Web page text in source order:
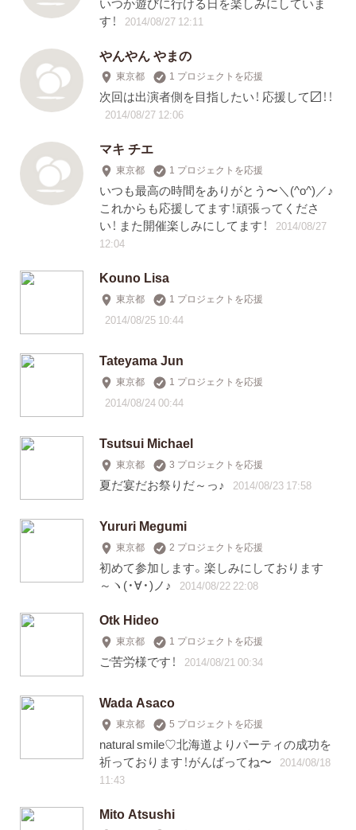
す！
2014/08/27 12:11
やんやん やまの
東京都 1 プロジェクトを応援
次回は出演者側を目指したい！ 応援して〼！！
2014/08/27 12:06
マキ チエ
東京都 1 プロジェクトを応援
いつも最高の時間をありがとう〜＼(^o^)／♪
これからも応援してます！頑張ってくださ
い！ また開催楽しみにしてます！
2014/08/27
12:04
Kouno Lisa
東京都 1 プロジェクトを応援
2014/08/25 10:44
Tateyama Jun
東京都 1 プロジェクトを応援
2014/08/24 00:44
Tsutsui Michael
東京都 3 プロジェクトを応援
夏だ宴だお祭りだ～っ♪ 2014/08/23 17:58
Yururi Megumi
東京都 2 プロジェクトを応援
初めて参加します。楽しみにしております
～ヽ(・∀・)ノ♪
2014/08/22 22:08
Otk Hideo
東京都 1 プロジェクトを応援
ご苦労様です！ 2014/08/21 00:34
Wada Asaco
東京都 5 プロジェクトを応援
natural smile♡北海道よりパーティの成功を
祈っております！がんばってね〜
2014/08/18
11:43
Mito Atsushi